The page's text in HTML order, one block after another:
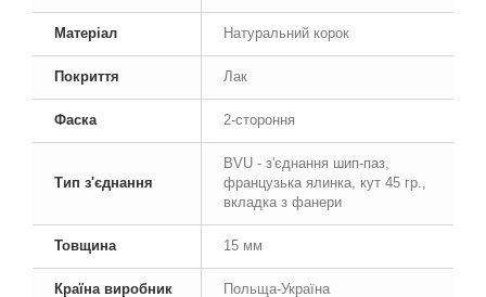
Матеріал Натуральний корок
Покриття Лак
Фаска 2-стороння
Тип з'єднання
BVU - з'єднання шип-паз,
французька ялинка, кут 45 гр.,
вкладка з фанери
Товщина 15 мм
Країна виробник Польща-Україна